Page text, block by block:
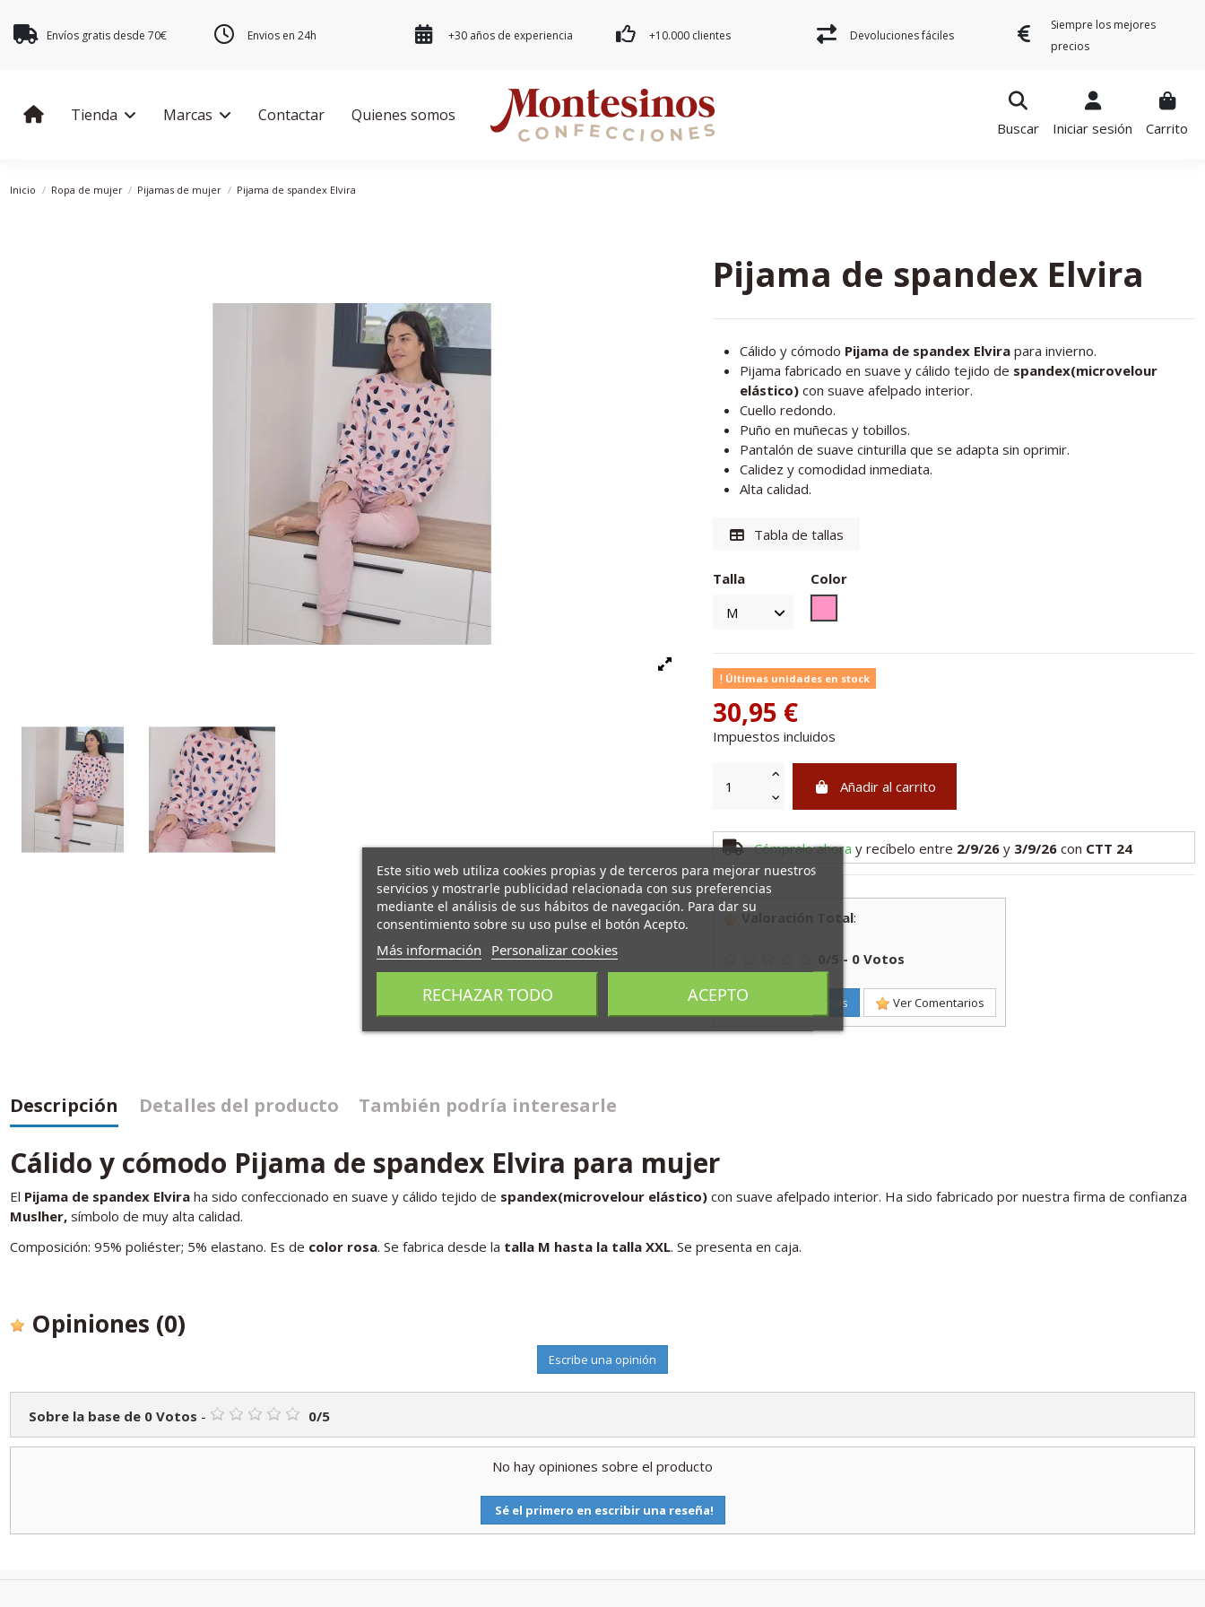
Envíos gratis desde 70€ Envios en 24h +30 años de experiencia +10.000 clientes Devoluciones fáciles
Siempre los mejores
precios
Tienda Marcas Contactar Quienes somos
Buscar Iniciar sesión Carrito
Inicio Ropa de mujer Pijamas de mujer Pijama de spandex Elvira
Pijama de spandex Elvira
Cálido y cómodo Pijama de spandex Elvira para invierno.
Pijama fabricado en suave y cálido tejido de spandex(microvelour
elástico) con suave afelpado interior.
Cuello redondo.
Puño en muñecas y tobillos.
Pantalón de suave cinturilla que se adapta sin oprimir.
Calidez y comodidad inmediata.
Alta calidad.
Tabla de tallas
Talla
Color
Últimas unidades en stock
30,95 €
Impuestos incluidos
Añadir al carrito
Cómpralo ahoray recíbeloentre 2/9/26 y 3/9/26 con CTT 24
Valoración Total:
- 0 Votos
Añadir Comentarios Ver Comentarios
Descripción Detalles del producto También podría interesarle
Cálido y cómodo Pijama de spandex Elvira para mujer
El Pijama de spandex Elvira ha sido confeccionado en suave y cálido tejido de spandex(microvelour elástico) con suave afelpado interior. Ha sido fabricado por nuestra firma de confianza
Muslher, símbolo de muy alta calidad.
Composición: 95% poliéster; 5% elastano. Es de color rosa. Se fabrica desde la talla M hasta la talla XXL. Se presenta en caja.
Opiniones (0)
Escribe una opinión
Sobre la base de 0 Votos - 0/5
No hay opiniones sobre el producto
Sé el primero en escribir una reseña!
Este sitio web utiliza cookies propias y de terceros para mejorar nuestros
servicios y mostrarle publicidad relacionada con sus preferencias
mediante el análisis de sus hábitos de navegación. Para dar su
consentimiento sobre su uso pulse el botón Acepto.
Más información Personalizar cookies
RECHAZAR TODO ACEPTO